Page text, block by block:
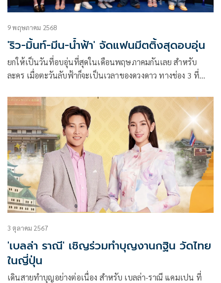
9 พฤษภาคม 2568
'ริว-มิ้นท์-มีน-น้ำฟ้า' จัดแฟนมีตติ้งสุดอบอุ่น
ยกให้เป็นวันที่อบอุ่นที่สุดในเดือนพฤษภาคมกันเลย สำหรับ
ละคร เมื่อตะวันลับฟ้าก็จะเป็นเวลาของดวงดาว ทางช่อง 3 ที่
ตะวันลับฟ้าก็จะเป็นเวลาของดวงดาว กับเหล่านักแสดง นำโดย
ริว วชิรวิชญ์, มิ้นท์ รัญชน์รวี, มีน นิชคุณ, น้ำฟ้า ธัญญภัสร์, นุ่น
สุทธิภา, มาวิน ทวีผล พร้อมด้วยผู้จัดฯ คนเก่ง ตู่-ปิยวดี มาลีนนท์
มาสัมผัส Magic Moment จัดกิจกรรมแฟนมีตติ้งสุดฟินที่ขน
ความสนุกทั้งร้อง เต้น เล่นเกมเพื่อตอกย้ำกระแสความปัง
3 ตุลาคม 2567
'เบลล่า ราณี' เชิญร่วมทำบุญงานกฐิน วัดไทย
ในญี่ปุ่น
เดินสายทำบุญอย่างต่อเนื่อง สำหรับ เบลล่า-ราณี แคมเปน ที่